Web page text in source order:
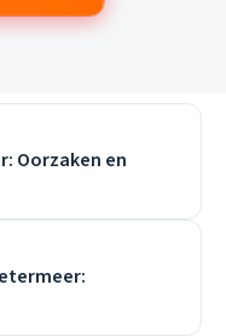
Oorzaken en